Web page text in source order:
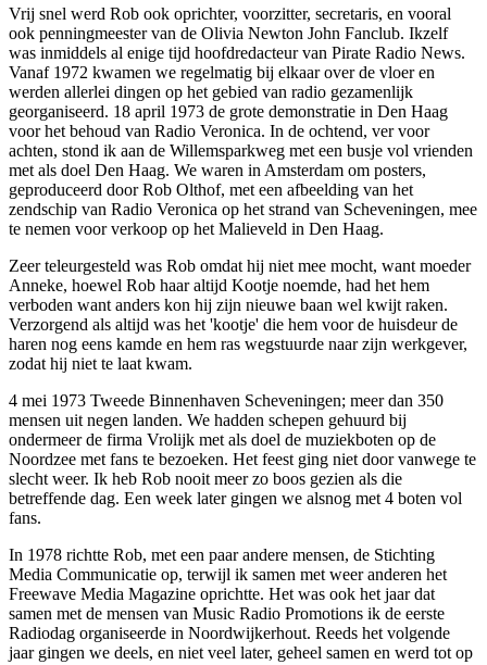
Vrij snel werd Rob ook oprichter, voorzitter, secretaris, en vooral
ook penningmeester van de Olivia Newton John Fanclub. Ikzelf
was inmiddels al enige tijd hoofdredacteur van Pirate Radio News.
Vanaf 1972 kwamen we regelmatig bij elkaar over de vloer en
werden allerlei dingen op het gebied van radio gezamenlijk
georganiseerd. 18 april 1973 de grote demonstratie in Den Haag
voor het behoud van Radio Veronica. In de ochtend, ver voor
achten, stond ik aan de Willemsparkweg met een busje vol vrienden
met als doel Den Haag. We waren in Amsterdam om posters,
geproduceerd door Rob Olthof, met een afbeelding van het
zendschip van Radio Veronica op het strand van Scheveningen, mee
te nemen voor verkoop op het Malieveld in Den Haag.
Zeer teleurgesteld was Rob omdat hij niet mee mocht, want moeder
Anneke, hoewel Rob haar altijd Kootje noemde, had het hem
verboden want anders kon hij zijn nieuwe baan wel kwijt raken.
Verzorgend als altijd was het 'kootje' die hem voor de huisdeur de
haren nog eens kamde en hem ras wegstuurde naar zijn werkgever,
zodat hij niet te laat kwam.
4 mei 1973 Tweede Binnenhaven Scheveningen; meer dan 350
mensen uit negen landen. We hadden schepen gehuurd bij
ondermeer de firma Vrolijk met als doel de muziekboten op de
Noordzee met fans te bezoeken. Het feest ging niet door vanwege te
slecht weer. Ik heb Rob nooit meer zo boos gezien als die
betreffende dag. Een week later gingen we alsnog met 4 boten vol
fans.
In 1978 richtte Rob, met een paar andere mensen, de Stichting
Media Communicatie op, terwijl ik samen met weer anderen het
Freewave Media Magazine oprichtte. Het was ook het jaar dat
samen met de mensen van Music Radio Promotions ik de eerste
Radiodag organiseerde in Noordwijkerhout. Reeds het volgende
jaar gingen we deels, en niet veel later, geheel samen en werd tot op